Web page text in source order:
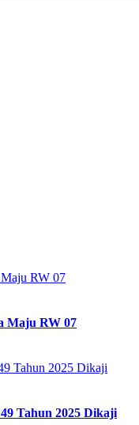
Maju RW 07
Tahun 2025 Dikaji